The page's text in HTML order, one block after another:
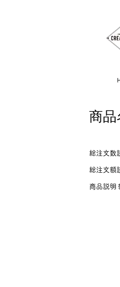
商品
総注文数
総注文額
商品説明